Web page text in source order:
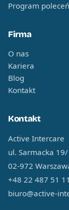
Program poleceń
Firma
O nas
Kariera
Blog
Kontakt
Kontakt
Active Intercare
ul. Sarmacka
02-972
+48 22 487 51 11
biuro@active-